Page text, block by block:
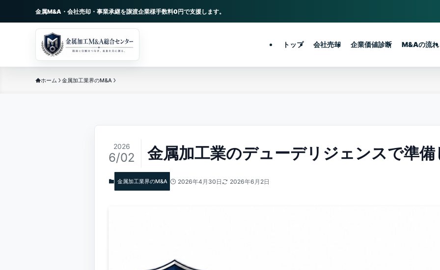
金属M&A・会社売却・事業承継を譲渡企業様手数料0円で支援します。
トップ 会社売却 企業価値診断 M&Aの流れ
ホーム 金属加工業界のM&A
金属加工業のデューデリジェンスで準
2026
6/02
金属加工業界のM&A 2026年4月30日 2026年6月2日